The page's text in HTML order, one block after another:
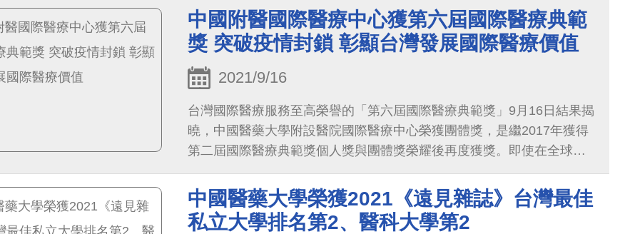
式，持續推動台灣國際醫療品牌與服務國際化獲得豐碩成果。中國附醫
周德陽院長表示，本院在此刻獲獎，猶如隙縫裡的陽光，彰顯台灣發展
國際醫療的價值，意義不凡；也做好充足準備，致力發展智慧醫療、遠
距醫療等特色，配合政府政策推動台灣國際醫療。
中國附醫國際醫療中心獲第六屆國際醫療典範
獎 突破疫情封鎖 彰顯台灣發展國際醫療價值
2021/9/16
台灣國際醫療服務至高榮譽的「第六屆國際醫療典範獎」9月16日結果揭
曉，中國醫藥大學附設醫院國際醫療中心榮獲團體獎，是繼2017年獲得
第二屆國際醫療典範獎個人獎與團體獎榮耀後再度獲獎。即使在全球新
醫療品牌與服務國際化獲得豐碩成果。此刻獲獎，猶如隙縫裡的陽光，
彰顯台灣發展國際醫療的價值，意義不凡。
中國醫藥大學榮獲2021《遠見雜誌》台灣最佳
私立大學排名第2、醫科大學第2